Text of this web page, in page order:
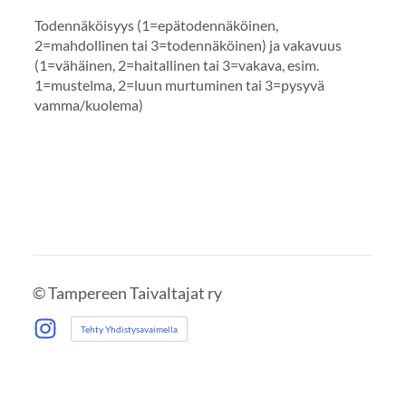
Todennäköisyys (1=epätodennäköinen,
2=mahdollinen tai 3=todennäköinen) ja vakavuus
(1=vähäinen, 2=haitallinen tai 3=vakava, esim.
1=mustelma, 2=luun murtuminen tai 3=pysyvä
vamma/kuolema)
©Tampereen Taivaltajat ry
Instagram
Tehty Yhdistysavaimella